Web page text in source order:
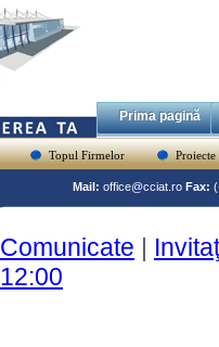
Prima pagină
Topul Firmelor Proiecte
Mail: office@cciat.ro Fax:
Comunicate |
12:00